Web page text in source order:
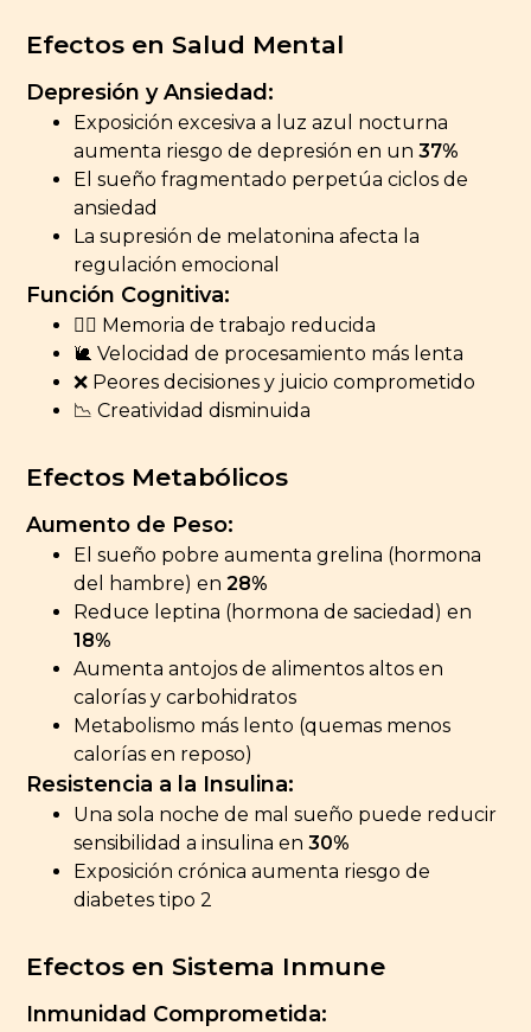
Efectos en Salud Mental
Depresión y Ansiedad:
Exposición excesiva a luz azul nocturna
aumenta riesgo de depresión en un37%
El sueño fragmentado perpetúa ciclos de
ansiedad
La supresión de melatonina afecta la
regulación emocional
Función Cognitiva:
😵‍💫 Memoria de trabajo reducida
🐌 Velocidad de procesamiento más lenta
❌ Peores decisiones y juicio comprometido
📉 Creatividad disminuida
Efectos Metabólicos
Aumento de Peso:
El sueño pobre aumenta grelina (hormona
del hambre) en28%
Reduce leptina (hormona de saciedad) en
18%
Aumenta antojos de alimentos altos en
calorías y carbohidratos
Metabolismo más lento (quemas menos
calorías en reposo)
Resistencia a la Insulina:
Una sola noche de mal sueño puede reducir
sensibilidad a insulina en30%
Exposición crónica aumenta riesgo de
diabetes tipo 2
Efectos en Sistema Inmune
Inmunidad Comprometida: